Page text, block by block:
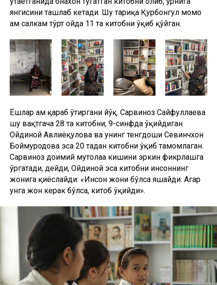
янгисини ташлаб кетади. Шу тариқа Қурбонгул момо
ҳам салкам тўрт ойда 11 та китобни ўқиб қўйган.
Ёшлар ҳам қараб ўтиргани йўқ. Сарвиноз Сайфуллаева
шу вақтгача 28 та китобни, 9-синфда ўқийдиган
Ойдиной Авлиёқулова ва унинг тенгдоши Севинчхон
Боймуродова эса 20 тадан китобни ўқиб тамомлаган.
Сарвиноз доимий мутолаа кишини эркин фикрлашга
ўргатади, дейди, Ойдиной эса китобни инсоннинг
жонига қиёслайди: «Инсон жони бўлса яшайди. Агар
унга жон керак бўлса, китоб ўқийди».